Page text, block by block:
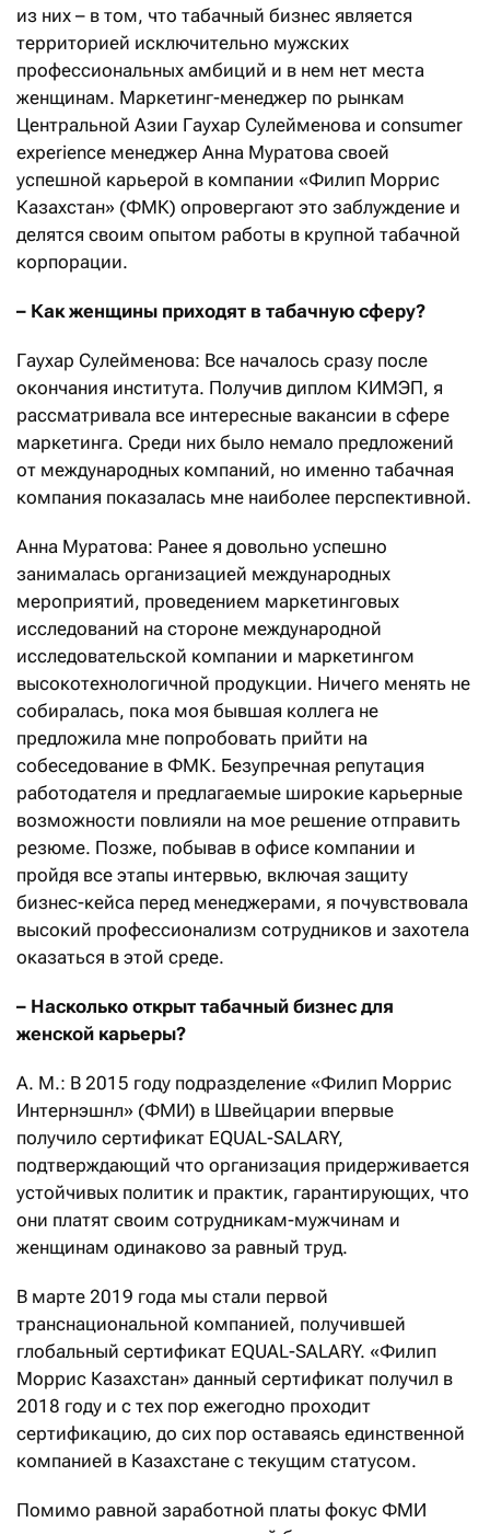
из них – в том, что табачный бизнес является
территорией исключительно мужских
профессиональных амбиций и в нем нет места
женщинам. Маркетинг-менеджер по рынкам
Центральной Азии Гаухар Сулейменова и consumer
experience менеджер Анна Муратова своей
успешной карьерой в компании «Филип Моррис
Казахстан» (ФМК) опровергают это заблуждение и
делятся своим опытом работы в крупной табачной
корпорации.
– Как женщины приходят в табачную сферу?
Гаухар Сулейменова: Все началось сразу после
окончания института. Получив диплом КИМЭП, я
рассматривала все интересные вакансии в сфере
маркетинга. Среди них было немало предложений
от международных компаний, но именно табачная
компания показалась мне наиболее перспективной.
Анна Муратова: Ранее я довольно успешно
занималась организацией международных
мероприятий, проведением маркетинговых
исследований на стороне международной
исследовательской компании и маркетингом
высокотехнологичной продукции. Ничего менять не
собиралась, пока моя бывшая коллега не
предложила мне попробовать прийти на
собеседование в ФМК. Безупречная репутация
работодателя и предлагаемые широкие карьерные
возможности повлияли на мое решение отправить
резюме. Позже, побывав в офисе компании и
пройдя все этапы интервью, включая защиту
бизнес-кейса перед менеджерами, я почувствовала
высокий профессионализм сотрудников и захотела
оказаться в этой среде.
– Насколько открыт табачный бизнес для
женской карьеры?
А. М.: В 2015 году подразделение «Филип Моррис
Интернэшнл» (ФМИ) в Швейцарии впервые
получило сертификат EQUAL-SALARY,
подтверждающий что организация придерживается
устойчивых политик и практик, гарантирующих, что
они платят своим сотрудникам-мужчинам и
женщинам одинаково за равный труд.
В марте 2019 года мы стали первой
транснациональной компанией, получившей
глобальный сертификат EQUAL-SALARY. «Филип
Моррис Казахстан» данный сертификат получил в
2018 году и с тех пор ежегодно проходит
сертификацию, до сих пор оставаясь единственной
компанией в Казахстане с текущим статусом.
Помимо равной заработной платы фокус ФМИ